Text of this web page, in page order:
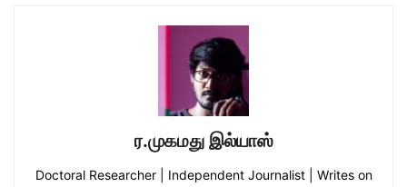
ர.முகமது இல்யாஸ்
Doctoral Researcher | Independent Journalist | Writes on